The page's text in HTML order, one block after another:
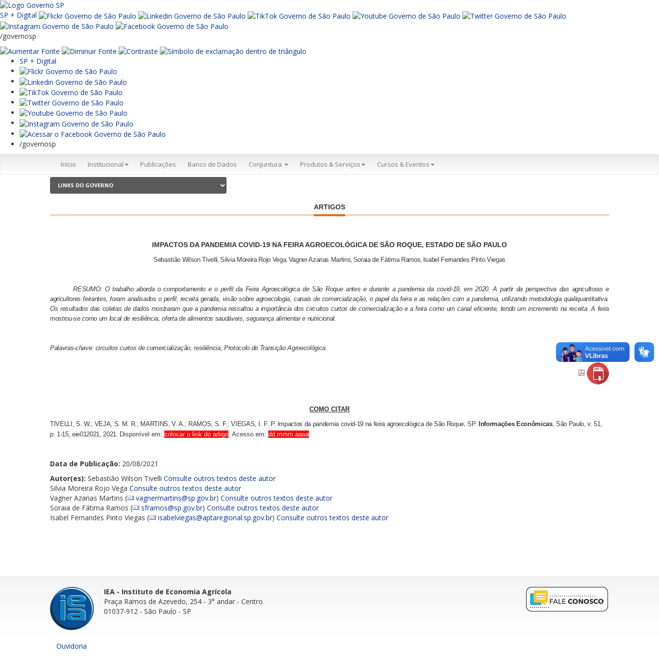
SP + Digital
/governosp
SP + Digital
/governosp
Início Institucional Publicações Banco de Dados Conjuntura Produtos & Serviços Cursos & Eventos
ARTIGOS
IMPACTOS DA PANDEMIA COVID-19 NA FEIRA AGROECOLÓGICA DE SÃO ROQUE, ESTADO DE SÃO PAULO
Sebastião Wilson Tivelli ,Silvia Moreira Rojo Vega, Vagner Azarias Martins Soraia de Fátima Ramos Isabel Fernandes Pinto Viegas
RESUMO: O trabalho aborda o comportamento e o perfil da Feira Agroecológica de São Roque antes e durante a pandemia da covid-19, em 2020. A partir da perspectiva das agricultoras e
agricultores feirantes, foram analisados o perfil, receita gerada, visão sobre agroecologia, canais de comercialização, o papel da feira e as relações com a pandemia, utilizando metodologia qualiquantitativa.
Os resultados das coletas de dados mostraram que a pandemia ressaltou a importância dos circuitos curtos de comercialização e a feira como um canal eficiente, tendo um incremento na receita. A feira
mostrou-se como um local de resiliência, oferta de alimentos saudáveis, segurança alimentar e nutricional.
Palavras-chave: circuitos curtos de comercialização, resiliência, Protocolo de Transição Agroecológica.
COMO CITAR
TIVELLI, S. W.; VEJA, S. M. R.; MARTINS, V. A.; RAMOS, S. F.; VIEGAS, I. F. P. Impactos da pandemia covid-19 na feira agroecológica de São Roque, SP.
nformações Econômicas, São Paulo, v. 51,
p. 1-15, eie012021, 2021.
Disponível em:colocar o link do artigo . Acesso em:dd.mmm.aaaa
Data de Publicação: 20/08/2021
Autor(es): Sebastião Wilson Tivelli Consulte outros textos deste autor
Silvia Moreira Rojo Vega Consulte outros textos deste autor
Vagner Azarias Martins (
vagnermartins@sp.gov.br) Consulte outros textos deste autor
Soraia de Fátima Ramos (
sframos@sp.gov.br) Consulte outros textos deste autor
Isabel Fernandes Pinto Viegas (
isabelviegas@aptaregional.sp.gov.br) Consulte outros textos deste autor
IEA - Instituto de Economia Agrícola
Praça Ramos de Azevedo, 254 - 3° andar - Centro
01037-912 - São Paulo - SP
Ouvidoria